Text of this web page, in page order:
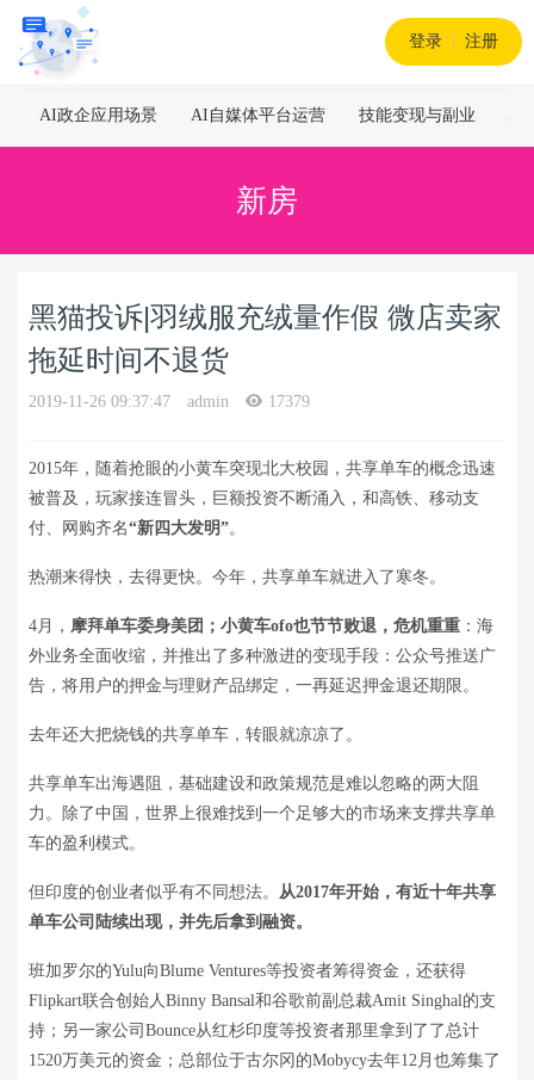
登录 注册
AI政企应用场景 AI自媒体平台运营 技能变现与副业
新房
黑猫投诉|羽绒服充绒量作假 微店卖家
拖延时间不退货
2019-11-26 09:37:47 admin 17379
2015年，随着抢眼的小黄车突现北大校园，共享单车的概念迅速
被普及，玩家接连冒头，巨额投资不断涌入，和高铁、移动支
付、网购齐名“新四大发明”。
热潮来得快，去得更快。今年，共享单车就进入了寒冬。
4月， 摩拜单车委身美团；小黄车ofo也节节败退，危机重重 ：海
外业务全面收缩，并推出了多种激进的变现手段：公众号推送广
告，将用户的押金与理财产品绑定，一再延迟押金退还期限。
去年还大把烧钱的共享单车，转眼就凉凉了。
共享单车出海遇阻，基础建设和政策规范是难以忽略的两大阻
力。除了中国，世界上很难找到一个足够大的市场来支撑共享单
车的盈利模式。
但印度的创业者似乎有不同想法。 从2017年开始，有近十年共享
单车公司陆续出现，并先后拿到融资。
班加罗尔的Yulu向Blume Ventures等投资者筹得资金，还获得
Flipkart联合创始人Binny Bansal和谷歌前副总裁Amit Singhal的支
持；另一家公司Bounce从红杉印度等投资者那里拿到了了总计
1520万美元的资金；总部位于古尔冈的Mobycy去年12月也筹集了